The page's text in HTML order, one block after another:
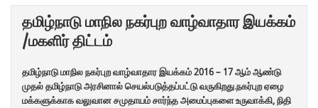
தமிழ்நாடு மாநில நகர்புற வாழ்வாதார இயக்கம்
/மகளிர் திட்டம்
தமிழ்நாடு மாநில நகர்புற வாழ்வாதார இயக்கம் 2016 – 17 ஆம் ஆண்டு
முதல் தமிழ்நாடு அரசினால் செயல்படுத்தப்பட்டு வருகிறது.நகர்புற ஏழை
மக்களுக்காக வலுவான சமுதாயம் சார்ந்த அமைப்புகளை உருவாக்கி, நிதி